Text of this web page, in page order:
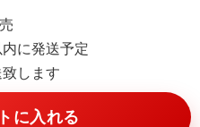
に発送予定
します
に入れる